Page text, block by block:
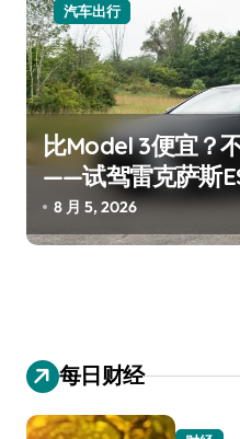
汽车出行
比Model 3便宜？
——试驾雷克萨斯
8 月 5, 2026
每日财经